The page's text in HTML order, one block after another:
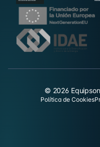
© 2026
Política de Cookies